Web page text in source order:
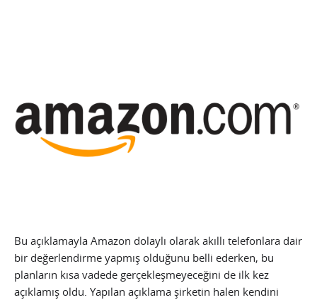
Bu açıklamayla Amazon dolaylı olarak akıllı telefonlara dair
bir değerlendirme yapmış olduğunu belli ederken, bu
planların kısa vadede gerçekleşmeyeceğini de ilk kez
açıklamış oldu. Yapılan açıklama şirketin halen kendini